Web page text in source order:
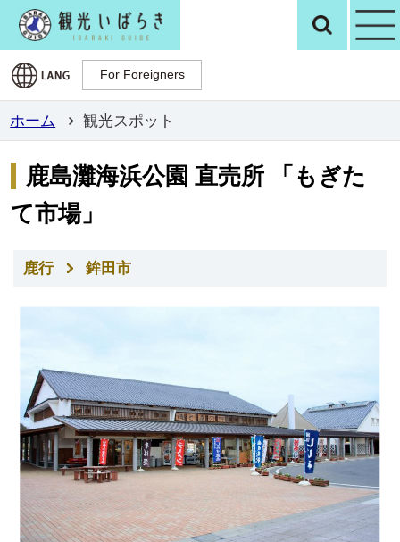
観光いばらき検
For Foreigners
For Foreigners
ホーム 観光スポット
鹿島灘海浜公園 直売所 「もぎた
て市場」
鹿行 鉾田市